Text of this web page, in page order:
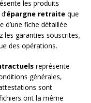
les produits
épargne retraite que
d’une fiche détaillée
les garanties souscrites,
des opérations.
représente
générales,
sont
ont la même